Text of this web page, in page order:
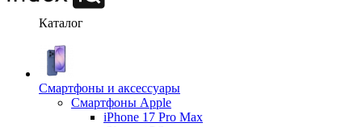
Каталог
Смартфоны и аксессуары
Смартфоны Apple
iPhone 17 Pro Max